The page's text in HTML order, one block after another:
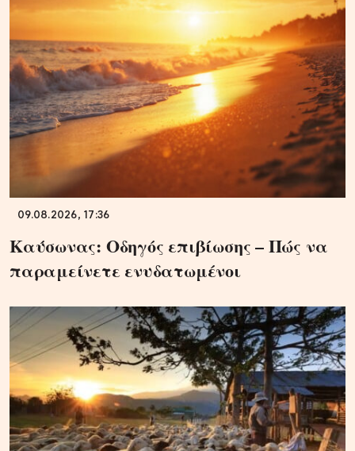
09.08.2026, 17:36
Καύσωνας: Οδηγός επιβίωσης – Πώς να
παραμείνετε ενυδατωμένοι